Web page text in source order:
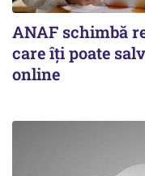
ANAF schimbă
care îți poate
online